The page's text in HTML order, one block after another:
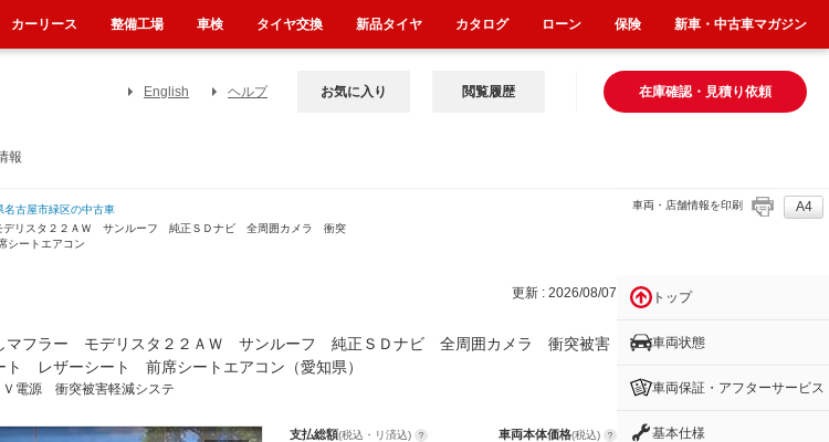
報
English ヘルプ 在庫確認・見積り依頼
お気に入り 閲覧履歴
名古屋市緑区の中古車
リスタ２２ＡＷ サンルーフ 純正ＳＤナビ 全周囲カメラ 衝突
ートエアコン
車両・店舗情報を印刷 A4
更新 : 2026/08/07
フラー モデリスタ２２ＡＷ サンルーフ 純正ＳＤナビ 全周囲カメラ 衝突被害
レザーシート 前席シートエアコン（愛知県）
電源 衝突被害軽減システ
支払総額(税込・リ済込) 車両本体価格(税込)
トップ
車両状態
車両保証・アフターサービス
基本仕様
カーリース 整備工場 車検 タイヤ交換 新品タイヤ カタログ ローン 保険 新車・中古車マガジン